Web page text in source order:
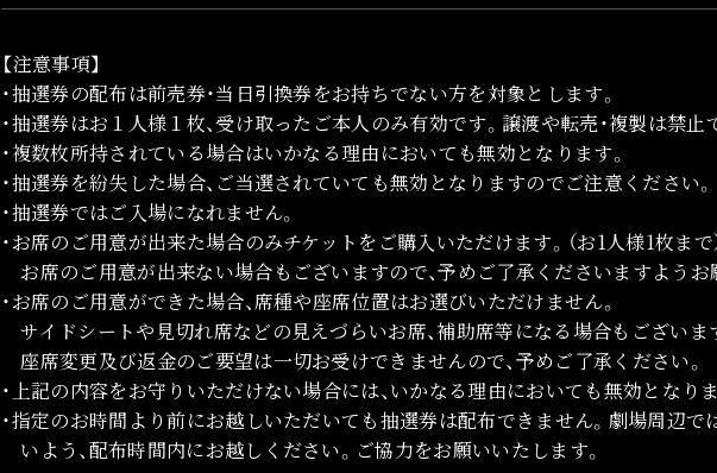
【注意事項】
・抽選券の配布は前売券・当日引換券をお持ちでない方を対象とします。
・抽選券はお１人様１枚、受け取ったご本人のみ有効です。譲渡や転売・複製は禁止
・複数枚所持されている場合はいかなる理由においても無効となります。
・抽選券を紛失した場合、ご当選されていても無効となりますのでご注意ください。
・抽選券ではご入場になれません。
・お席のご用意が出来た場合のみチケットをご購入いただけます。（お1人様1枚まで
お席のご用意が出来ない場合もございますので、予めご了承くださいますようお
・お席のご用意ができた場合、席種や座席位置はお選びいただけません。
サイドシートや見切れ席などの見えづらいお席、補助席等になる場合もございま
座席変更及び返金のご要望は一切お受けできませんので、予めご了承ください。
・上記の内容をお守りいただけない場合には、いかなる理由においても無効となりま
・指定のお時間より前にお越しいただいても抽選券は配布できません。劇場周辺
いよう、配布時間内にお越しください。ご協力をお願いいたします。